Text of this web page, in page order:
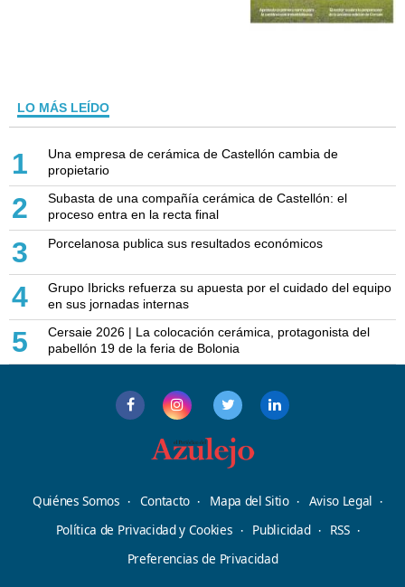
LO MÁS LEÍDO
1
Una empresa de cerámica de Castellón cambia de
propietario
2
Subasta de una compañía cerámica de Castellón: el
proceso entra en la recta final
3 Porcelanosa publica sus resultados económicos
4
Grupo Ibricks refuerza su apuesta por el cuidado del equipo
en sus jornadas internas
5
Cersaie 2026 | La colocación cerámica, protagonista del
pabellón 19 de la feria de Bolonia
Quiénes Somos Contacto Mapa del Sitio
Aviso Legal
Política de Privacidad y Cookies
Publicidad
RSS
Preferencias de Privacidad